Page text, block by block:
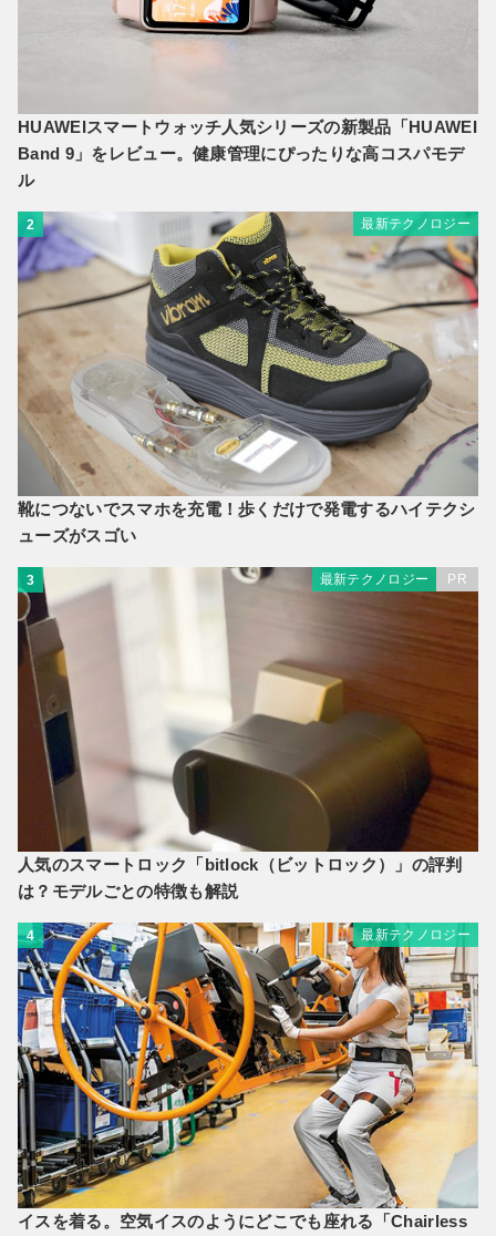
HUAWEIスマートウォッチ人気シリーズの新製品「HUAWEI
Band 9」をレビュー。健康管理にぴったりな高コスパモデ
ル
2 最新テクノロジー
靴につないでスマホを充電！歩くだけで発電するハイテクシ
ューズがスゴい
3 最新テクノロジー PR
人気のスマートロック「bitlock（ビットロック）」の評判
は？モデルごとの特徴も解説
4 最新テクノロジー
イスを着る。空気イスのようにどこでも座れる「Chairless